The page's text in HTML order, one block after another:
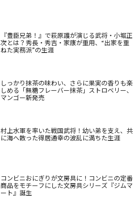
『豊臣兄弟！』で萩原護が演じる武将・小堀正
次とは？秀長・秀吉・家康が重用、“出家を重
ねた実務派”の生涯
しっかり抹茶の味わい、さらに果実の香りも楽
しめる「無糖フレーバー抹茶」ストロベリー、
マンゴー新発売
村上水軍を率いた戦国武将！幼い弟を支え、共
に海へ散った得居通幸の波乱に満ちた生涯
コンビニおにぎりが文房具に！コンビニの定番
商品をモチーフにした文房具シリーズ『ジムマ
ート』誕生